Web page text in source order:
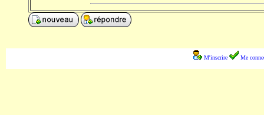
M'inscrire Me